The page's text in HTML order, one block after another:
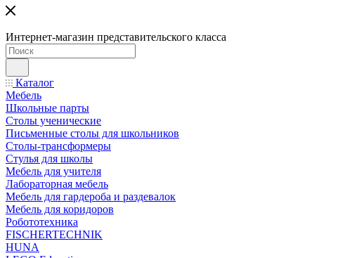
Интернет-магазин представительского класса
Каталог
Мебель
Школьные парты
Столы ученические
Письменные столы для школьников
Столы-трансформеры
Стулья для школы
Мебель для учителя
Лабораторная мебель
Мебель для гардероба и раздевалок
Мебель для коридоров
Робототехника
FISCHERTECHNIK
HUNA